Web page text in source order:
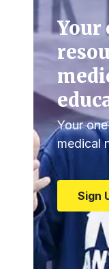
Your
Your
medical
Sign